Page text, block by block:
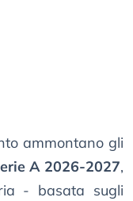
ammontano gli
A 2026-2027,
- basata sugli